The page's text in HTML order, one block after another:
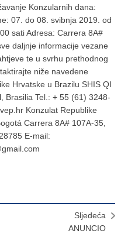
Konzularnih dana:
07. do 08. svibnja 2019. od
sati Adresa: Carrera 8A#
daljnje informacije vezane
te u svrhu prethodnog
niže navedene
Hrvatske u Brazilu SHIS QI
Brasilia Tel.: + 55 (61) 3248-
Konzulat Republike
Carrera 8A# 107A-35,
E-mail:
Sljedeća
ANUNCIO